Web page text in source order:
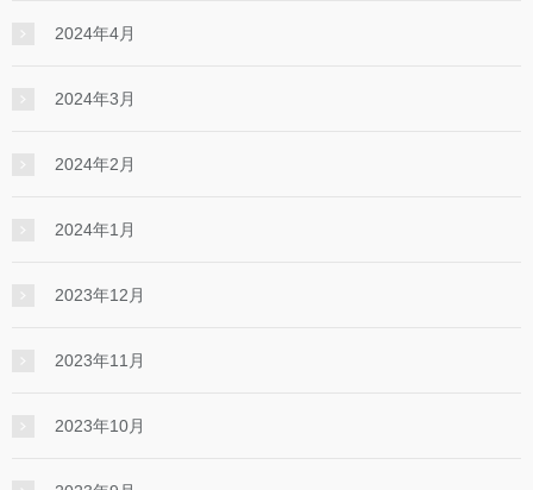
2024年4月
2024年3月
2024年2月
2024年1月
2023年12月
2023年11月
2023年10月